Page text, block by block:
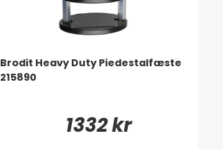
Brodit Heavy Duty Piedestalfæste
215890
1332 kr